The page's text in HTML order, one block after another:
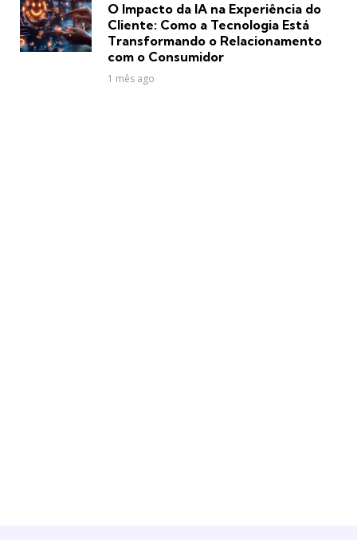
O Impacto da IA na Experiência do
Cliente: Como a Tecnologia Está
Transformando o Relacionamento
com o Consumidor
1 mês ago